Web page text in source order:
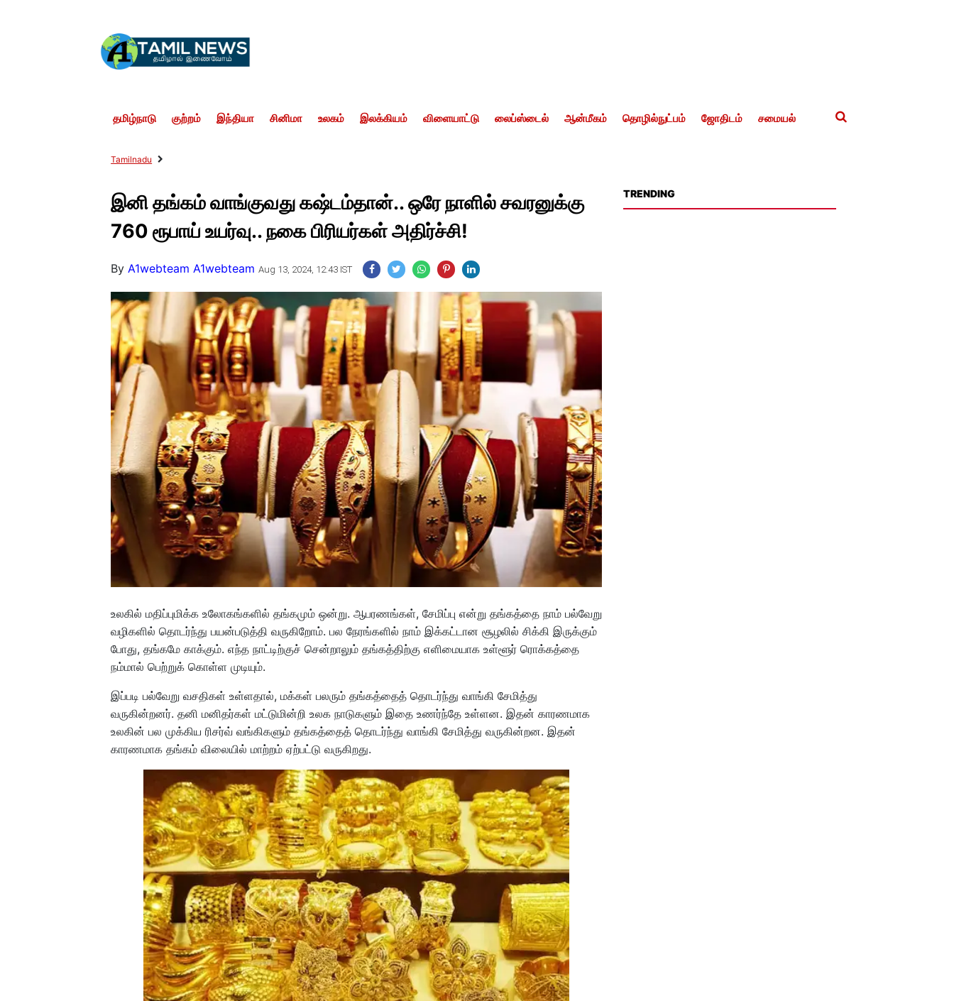
தமிழ்நாடு குற்றம் இந்தியா சினிமா உலகம் இலக்கியம் விளையாட்டு லைப்ஸ்டைல் ஆன்மீகம் தொழில்நுட்பம் ஜோதிடம் சமையல்
Tamilnadu
இனி தங்கம் வாங்குவது கஷ்டம்தான்.. ஒரே நாளில் சவரனுக்கு
760 ரூபாய் உயர்வு.. நகை பிரியர்கள் அதிர்ச்சி!
ByA1webteam A1webteam Aug 13, 2024, 12:43 IST
உலகில் மதிப்புமிக்க உலோகங்களில் தங்கமும் ஒன்று. ஆபரணங்கள், சேமிப்பு என்று தங்கத்தை நாம் பல்வேறு
வழிகளில் தொடர்ந்து பயன்படுத்தி வருகிறோம். பல நேரங்களில் நாம் இக்கட்டான சூழலில் சிக்கி இருக்கும்
போது, தங்கமே காக்கும். எந்த நாட்டிற்குச் சென்றாலும் தங்கத்திற்கு எளிமையாக உள்ளூர் ரொக்கத்தை
நம்மால் பெற்றுக் கொள்ள முடியும்.
இப்படி பல்வேறு வசதிகள் உள்ளதால், மக்கள் பலரும் தங்கத்தைத் தொடர்ந்து வாங்கி சேமித்து
வருகின்றனர். தனி மனிதர்கள் மட்டுமின்றி உலக நாடுகளும் இதை உணர்ந்தே உள்ளன. இதன் காரணமாக
உலகின் பல முக்கிய ரிசர்வ் வங்கிகளும் தங்கத்தைத் தொடர்ந்து வாங்கி சேமித்து வருகின்றன. இதன்
காரணமாக தங்கம் விலையில் மாற்றம் ஏற்பட்டு வருகிறது.
TRENDING